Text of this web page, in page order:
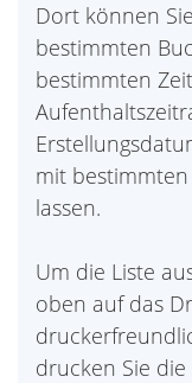
Dort können
bestimmten
bestimmten
mit
lassen.
Um die Liste
oben auf das
drucken Sie